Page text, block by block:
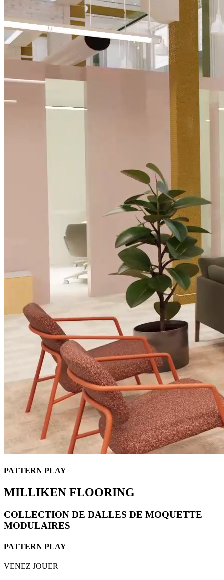
PATTERN PLAY
MILLIKEN FLOORING
COLLECTION DE DALLES DE MOQUETTE
MODULAIRES
PATTERN PLAY
VENEZ JOUER